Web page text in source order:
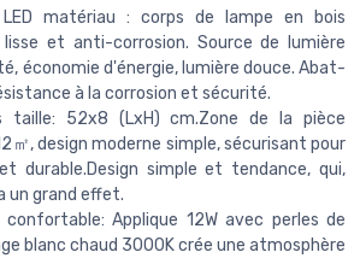
matériau : corps de lampe en bois
et anti-corrosion. Source de lumière
économie d'énergie, lumière douce. Abat-
à la corrosion et sécurité.
taille: 52x8 (LxH) cm.Zone de la pièce
㎡, design moderne simple, sécurisant pour
durable.Design simple et tendance, qui,
un grand effet.
Applique 12W avec perles de
blanc chaud 3000K crée une atmosphère